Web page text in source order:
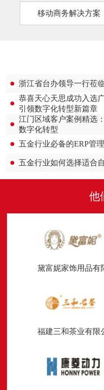
移动商务解决方案
浙江省台办领导一行莅
恭喜天心天思成功入选
引领数字化转型新篇章
江门区域客户案例精选
数字化转型
五金行业必备的ERP管
五金行业如何选择适合
他
黛富妮家饰用品有
福建三和茶业有限